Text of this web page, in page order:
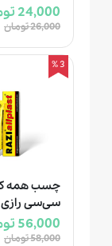
24,000 تومان
26,000 تومان
سی‌سی رازی
56,000 تومان
58,000 تومان
3 %